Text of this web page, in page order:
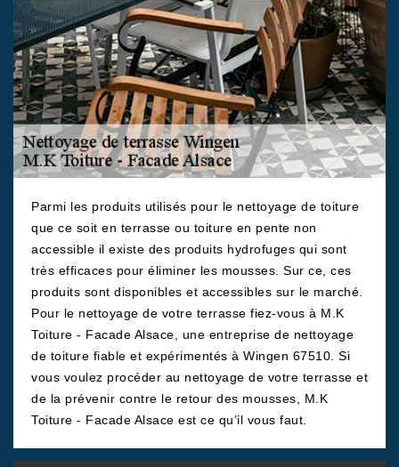
Parmi les produits utilisés pour le nettoyage de toiture
que ce soit en terrasse ou toiture en pente non
accessible il existe des produits hydrofuges qui sont
très efficaces pour éliminer les mousses. Sur ce, ces
produits sont disponibles et accessibles sur le marché.
Pour le nettoyage de votre terrasse fiez-vous à M.K
Toiture - Facade Alsace, une entreprise de nettoyage
de toiture fiable et expérimentés à Wingen 67510. Si
vous voulez procéder au nettoyage de votre terrasse et
de la prévenir contre le retour des mousses, M.K
Toiture - Facade Alsace est ce qu’il vous faut.